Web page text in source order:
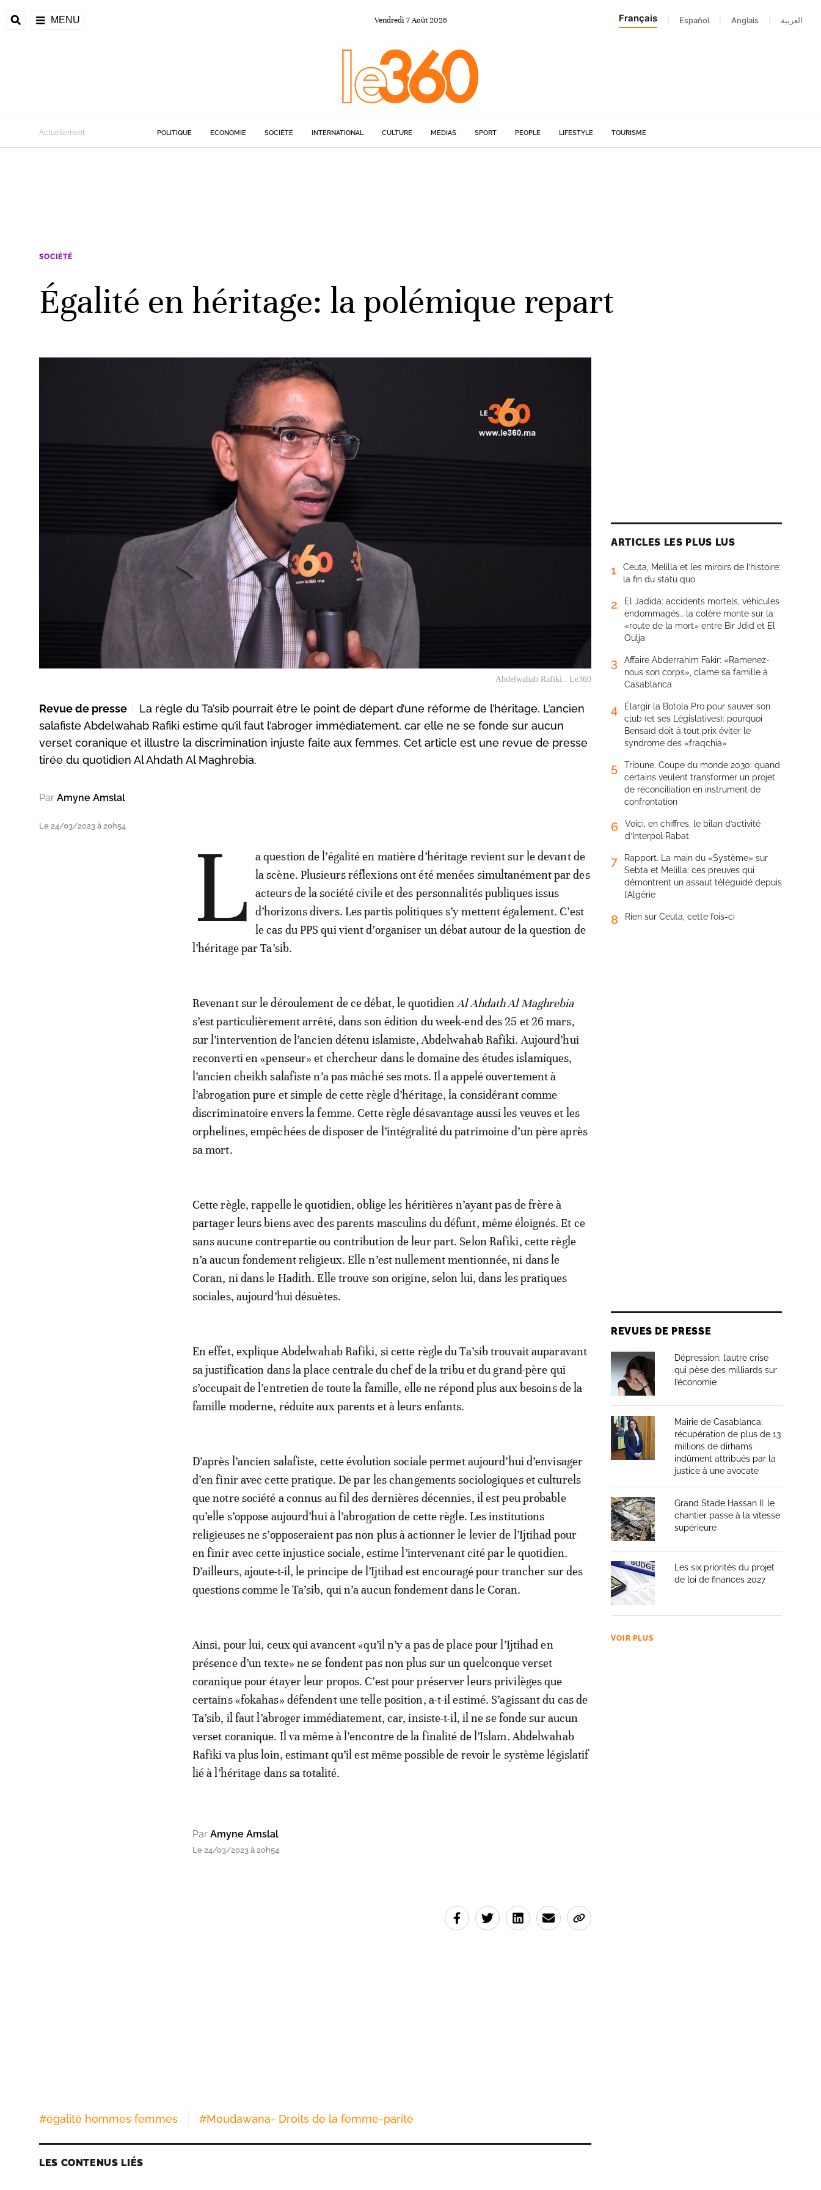
MENU Vendredi 7Août 2026 Français Español Anglais العربية
Actuellement POLITIQUE ECONOMIE SOCIÉTÉ INTERNATIONAL CULTURE MÉDIAS SPORT PEOPLE LIFESTYLE TOURISME
SOCIÉTÉ
Égalité en héritage: la polémique repart
Abdelwahab Rafiki.. Le360
Revue de presse
La règle du Ta’sib pourrait être le point de départ d’une réforme de l’héritage. L’ancien
salafiste Abdelwahab Rafiki estime qu’il faut l’abroger immédiatement, car elle ne se fonde sur aucun
verset coranique et illustre la discrimination injuste faite aux femmes. Cet article est une revue de presse
tirée du quotidien Al Ahdath Al Maghrebia.
Par Amyne Amslal
Le 24/03/2023 à 20h54 L
a question de l’égalité en matière d’héritage revient sur le devant de
la scène. Plusieurs réflexions ont été menées simultanément par des
acteurs de la société civile et des personnalités publiques issus
d’horizons divers. Les partis politiques s’y mettent également. C’est
le cas du PPS qui vient d’organiser un débat autour de la question de
l’héritage par Ta’sib.
Revenant sur le déroulement de ce débat, le quotidien Al Ahdath Al Maghrebia
s’est particulièrement arrêté, dans son édition du week-end des 25 et 26 mars,
sur l’intervention de l’ancien détenu islamiste, Abdelwahab Rafiki. Aujourd’hui
reconverti en «penseur» et chercheur dans le domaine des études islamiques,
l’ancien cheikh salafiste n’a pas mâché ses mots. Il a appelé ouvertement à
l’abrogation pure et simple de cette règle d’héritage, la considérant comme
discriminatoire envers la femme. Cette règle désavantage aussi les veuves et les
orphelines, empêchées de disposer de l’intégralité du patrimoine d’un père après
sa mort.
Cette règle, rappelle le quotidien, oblige les héritières n’ayant pas de frère à
partager leurs biens avec des parents masculins du défunt, même éloignés. Et ce
sans aucune contrepartie ou contribution de leur part. Selon Rafiki, cette règle
n’a aucun fondement religieux. Elle n’est nullement mentionnée, ni dans le
Coran, ni dans le Hadith. Elle trouve son origine, selon lui, dans les pratiques
sociales, aujourd’hui désuètes.
En effet, explique Abdelwahab Rafiki, si cette règle du Ta’sib trouvait auparavant
sa justification dans la place centrale du chef de la tribu et du grand-père qui
s’occupait de l’entretien de toute la famille, elle ne répond plus aux besoins de la
famille moderne, réduite aux parents et à leurs enfants.
D’après l’ancien salafiste, cette évolution sociale permet aujourd’hui d’envisager
d’en finir avec cette pratique. De par les changements sociologiques et culturels
que notre société a connus au fil des dernières décennies, il est peu probable
qu’elle s’oppose aujourd’hui à l’abrogation de cette règle. Les institutions
religieuses ne s’opposeraient pas non plus à actionner le levier de l’Ijtihad pour
en finir avec cette injustice sociale, estime l’intervenant cité par le quotidien.
D’ailleurs, ajoute-t-il, le principe de l’Ijtihad est encouragé pour trancher sur des
questions comme le Ta’sib, qui n’a aucun fondement dans le Coran.
Ainsi, pour lui, ceux qui avancent «qu’il n’y a pas de place pour l’Ijtihad en
présence d’un texte» ne se fondent pas non plus sur un quelconque verset
coranique pour étayer leur propos. C’est pour préserver leurs privilèges que
certains «fokahas» défendent une telle position, a-t-il estimé. S’agissant du cas de
Ta’sib, il faut l’abroger immédiatement, car, insiste-t-il, il ne se fonde sur aucun
verset coranique. Il va même à l’encontre de la finalité de l’Islam. Abdelwahab
Rafiki va plus loin, estimant qu’il est même possible de revoir le système législatif
lié à l’héritage dans sa totalité.
Par Amyne Amslal
Le 24/03/2023 à 20h54
#égalité hommes femmes #Moudawana- Droits de la femme-parité
LES CONTENUS LIÉS
ARTICLES LES PLUS LUS
1
Ceuta, Melilla et les miroirs de l’histoire:
la fin du statu quo
2
El Jadida: accidents mortels, véhicules
endommagés… la colère monte sur la
«route de la mort» entre Bir Jdid et El
Oulja
3
Affaire Abderrahim Fakir: «Ramenez-
nous son corps», clame sa famille à
Casablanca
4
Élargir la Botola Pro pour sauver son
club (et ses Législatives): pourquoi
Bensaïd doit à tout prix éviter le
syndrome des «fraqchia»
5
Tribune. Coupe du monde 2030: quand
certains veulent transformer un projet
de réconciliation en instrument de
confrontation
6
Voici, en chiffres, le bilan d’activité
d’Interpol Rabat
7
Rapport. La main du «Système» sur
Sebta et Melilla: ces preuves qui
démontrent un assaut téléguidé depuis
l’Algérie
8 Rien sur Ceuta, cette fois-ci
REVUES DE PRESSE
Dépression: l’autre crise
qui pèse des milliards sur
l’économie
Mairie de Casablanca:
récupération de plus de 13
millions de dirhams
indûment attribués par la
justice à une avocate
Grand Stade Hassan II: le
chantier passe à la vitesse
supérieure
Les six priorités du projet
de loi de finances 2027
VOIR PLUS